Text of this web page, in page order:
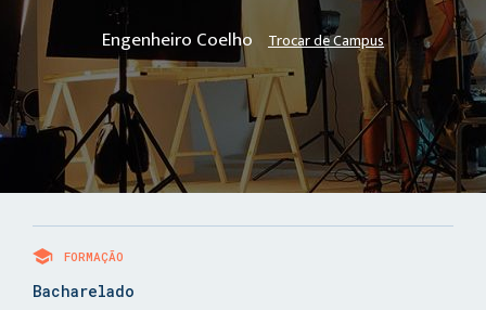
Engenheiro Coelho Trocar de Campus
FORMAÇÃO
Bacharelado